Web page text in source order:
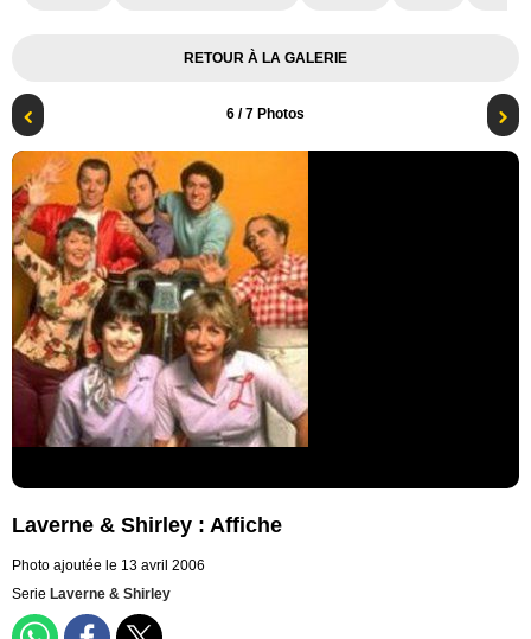
RETOUR À LA GALERIE
6 / 7 Photos
Laverne & Shirley : Affiche
Photo ajoutée le 13 avril 2006
Serie Laverne & Shirley